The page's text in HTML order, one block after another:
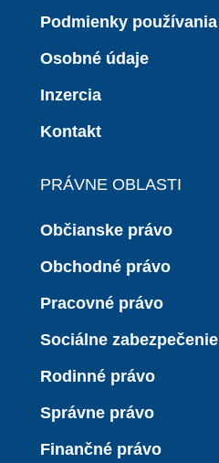
Podmienky používania
Osobné údaje
Inzercia
Kontakt
PRÁVNE OBLASTI
Občianske právo
Obchodné právo
Pracovné právo
Sociálne zabezpečenie
Rodinné právo
Správne právo
Finančné právo